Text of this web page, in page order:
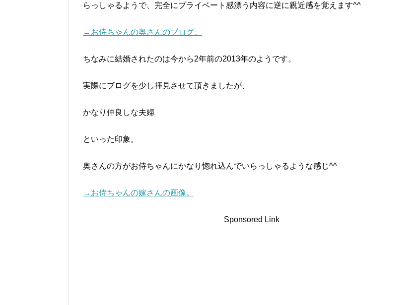
らっしゃるようで、完全にプライベート感漂う内容に逆に親近感を覚えます^^
→お侍ちゃんの奥さんのブログ。
ちなみに結婚されたのは今から2年前の2013年のようです。
実際にブログを少し拝見させて頂きましたが、
かなり仲良しな夫婦
といった印象。
奥さんの方がお侍ちゃんにかなり惚れ込んでいらっしゃるような感じ^^
→お侍ちゃんの嫁さんの画像。
Sponsored Link